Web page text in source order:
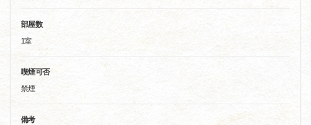
部屋数
1室
喫煙可否
禁煙
備考